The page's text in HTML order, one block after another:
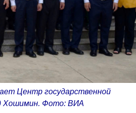
Центр государственной
Хошимин. Фото: ВИA